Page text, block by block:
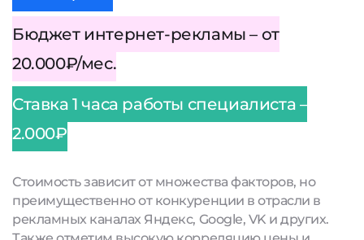
Бюджет интернет-рекламы – от
20.000₽/мес.
Ставка 1 часа работы специалиста –
2.000₽
Стоимость зависит от множества факторов, но
преимущественно от конкуренции в отрасли в
рекламных каналах Яндекс, Google, VK и других.